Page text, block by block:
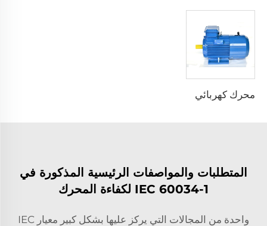
المتطلبات والمواصفات الرئيسية المذكورة في
IEC 60034-1 لكفاءة المحرك
واحدة من المجالات التي يركز عليها بشكل كبير معيار IEC